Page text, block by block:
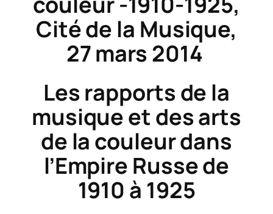
Cité de la Musique,
27 mars 2014
Les rapports de la
musique et des arts
de la couleur dans
l’Empire Russe de
1910 à 1925